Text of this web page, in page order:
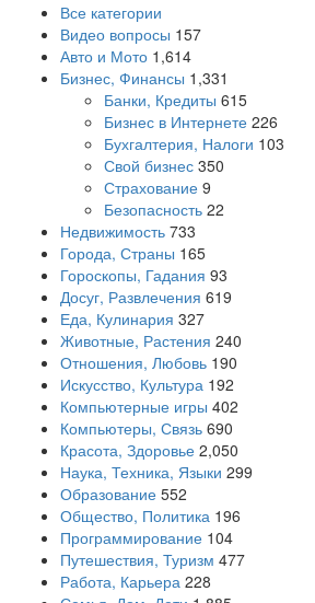
Все категории
Видео вопросы 157
Авто и Мото 1,614
Бизнес, Финансы 1,331
Банки, Кредиты 615
Бизнес в Интернете 226
Бухгалтерия, Налоги 103
Свой бизнес 350
Страхование 9
Безопасность 22
Недвижимость 733
Города, Страны 165
Гороскопы, Гадания 93
Досуг, Развлечения 619
Еда, Кулинария 327
Животные, Растения 240
Отношения, Любовь 190
Искусство, Культура 192
Компьютерные игры 402
Компьютеры, Связь 690
Красота, Здоровье 2,050
Наука, Техника, Языки 299
Образование 552
Общество, Политика 196
Программирование 104
Путешествия, Туризм 477
Работа, Карьера 228